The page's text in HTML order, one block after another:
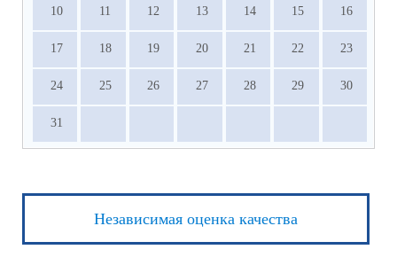
10 11 12 13 14 15 16
17 18 19 20 21 22 23
24 25 26 27 28 29 30
31
Независимая оценка качества